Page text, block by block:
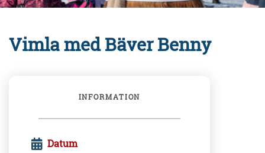
Vimla med Bäver Benny
INFORMATION
Datum